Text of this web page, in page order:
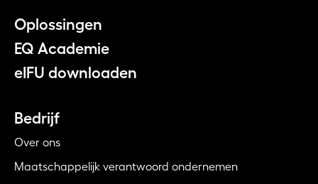
Oplossingen
EQ Academie
eIFU downloaden
Bedrijf
Over ons
Maatschappelijk verantwoord ondernemen